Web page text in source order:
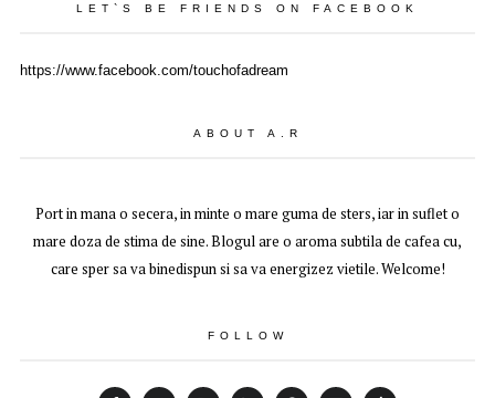
LET`S BE FRIENDS ON FACEBOOK
https://www.facebook.com/touchofadream
ABOUT A.R
Port in mana o secera, in minte o mare guma de sters, iar in suflet o
mare doza de stima de sine. Blogul are o aroma subtila de cafea cu,
care sper sa va binedispun si sa va energizez vietile. Welcome!
FOLLOW